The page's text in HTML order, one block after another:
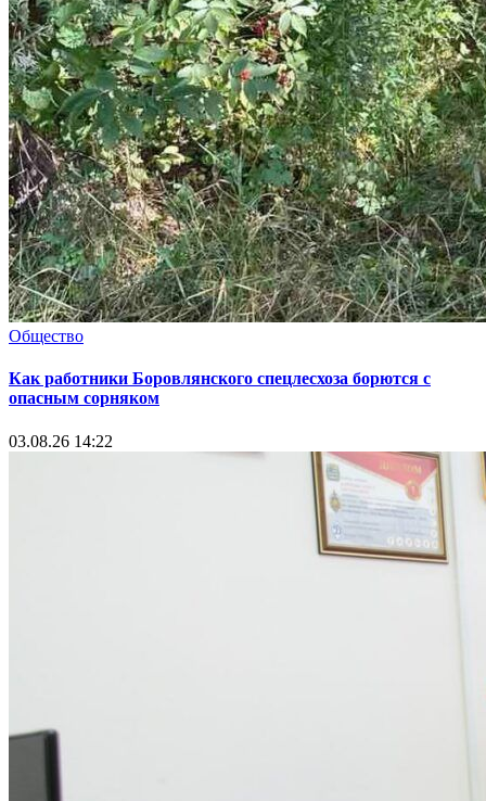
Общество
Как работники Боровлянского спецлесхоза борются с
опасным сорняком
03.08.26 14:22